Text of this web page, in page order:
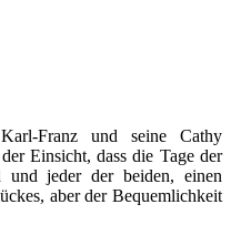
Franz und seine Cathy
Einsicht, dass die Tage der
und jeder der beiden, einen
aber der Bequemlichkeit